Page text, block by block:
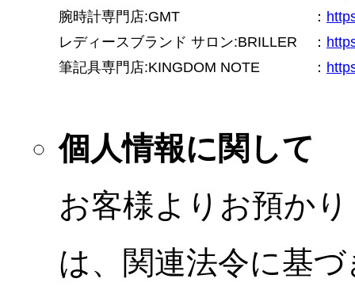
腕時計専門店:GMT
：
レディースブランド サロン:BRILLER
：
筆記具専門店:KINGDOM NOTE
：
個人情報に関して
お客様よりお預か
は、関連法令に基